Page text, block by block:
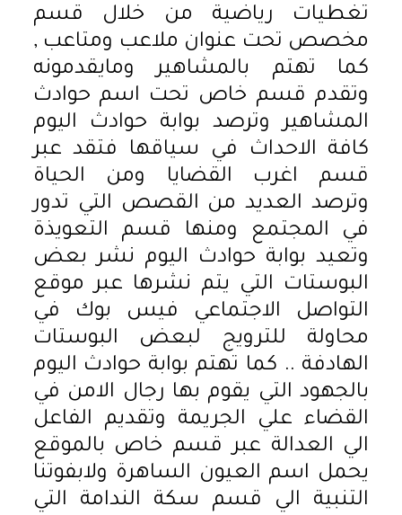
تغطيات رياضية من خلال قسم
مخصص تحت عنوان ملاعب ومتاعب ,
كما تهتم بالمشاهير ومايقدمونه
وتقدم قسم خاص تحت اسم حوادث
المشاهير وترصد بوابة حوادث اليوم
كافة الاحداث في سياقها فتقد عبر
قسم اغرب القضايا ومن الحياة
وترصد العديد من القصص التي تدور
في المجتمع ومنها قسم التعويذة
وتعيد بوابة حوادث اليوم نشر بعض
البوستات التي يتم نشرها عبر موقع
التواصل الاجتماعي فيس بوك في
محاولة للترويج لبعض البوستات
الهادفة .. كما تهتم بوابة حوادث اليوم
بالجهود التي يقوم بها رجال الامن في
القضاء علي الجريمة وتقديم الفاعل
الي العدالة عبر قسم خاص بالموقع
يحمل اسم العيون الساهرة ولابفوتنا
التنبية الي قسم سكة الندامة التي